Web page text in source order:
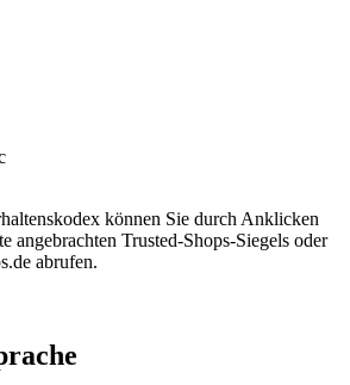
können Sie durch Anklicken
angebrachten Trusted-Shops-Siegels oder
abrufen.